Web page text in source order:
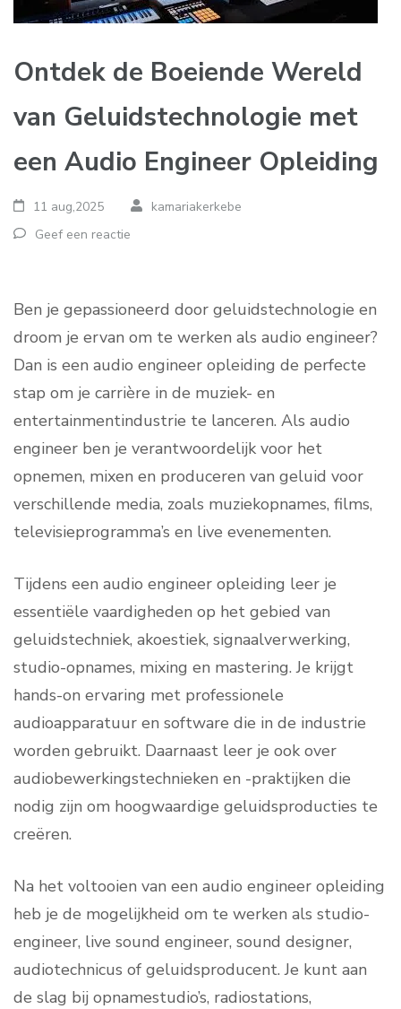
Ontdek de Boeiende Wereld
van Geluidstechnologie met
een Audio Engineer Opleiding
11 aug,2025
kamariakerkebe
Geef een reactie
Ben je gepassioneerd door geluidstechnologie en
droom je ervan om te werken als audio engineer?
Dan is een audio engineer opleiding de perfecte
stap om je carrière in de muziek- en
entertainmentindustrie te lanceren. Als audio
engineer ben je verantwoordelijk voor het
opnemen, mixen en produceren van geluid voor
verschillende media, zoals muziekopnames, films,
televisieprogramma’s en live evenementen.
Tijdens een audio engineer opleiding leer je
essentiële vaardigheden op het gebied van
geluidstechniek, akoestiek, signaalverwerking,
studio-opnames, mixing en mastering. Je krijgt
hands-on ervaring met professionele
audioapparatuur en software die in de industrie
worden gebruikt. Daarnaast leer je ook over
audiobewerkingstechnieken en -praktijken die
nodig zijn om hoogwaardige geluidsproducties te
creëren.
Na het voltooien van een audio engineer opleiding
heb je de mogelijkheid om te werken als studio-
engineer, live sound engineer, sound designer,
audiotechnicus of geluidsproducent. Je kunt aan
de slag bij opnamestudio’s, radiostations,